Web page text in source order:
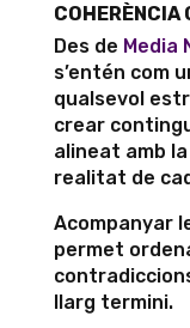
COHERÈNCIA
Des de Media
s’entén com
qualsevol
crear
alineat amb
realitat de
Acompanyar
permet
llarg termini.